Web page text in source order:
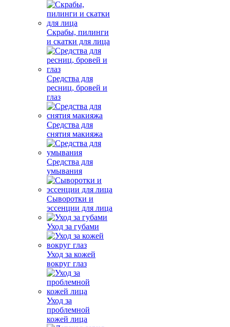
Скрабы, пилинги
и скатки для лица
Средства для
ресниц, бровей и
глаз
Средства для
снятия макияжа
Средства для
умывания
Сыворотки и
эссенции для лица
Уход за губами
Уход за кожей
вокруг глаз
Уход за
проблемной
кожей лица